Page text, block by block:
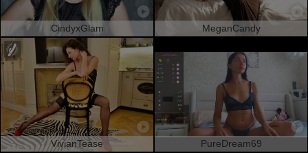
CindyxGlam MeganCandy
VivianTease PureDream69